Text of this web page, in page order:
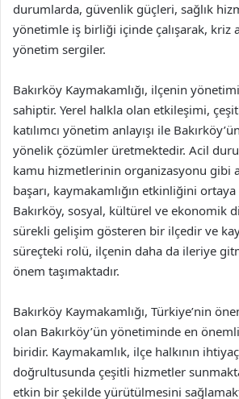
durumlarda, güvenlik güçleri, sağlık
yönetimle iş birliği içinde çalışarak, kriz
yönetim sergiler.
Bakırköy Kaymakamlığı, ilçenin
sahiptir. Yerel halkla olan etkileşimi,
katılımcı yönetim anlayışı ile
yönelik çözümler üretmektedir. Acil
kamu hizmetlerinin organizasyonu gibi
başarı, kaymakamlığın etkinliğini ortaya
Bakırköy, sosyal, kültürel ve ekonomik
sürekli gelişim gösteren bir ilçedir ve
süreçteki rolü, ilçenin daha da ileriye
önem taşımaktadır.
Bakırköy Kaymakamlığı, Türkiye’nin
olan Bakırköy’ün yönetiminde en
biridir. Kaymakamlık, ilçe halkının
doğrultusunda çeşitli hizmetler
etkin bir şekilde yürütülmesini